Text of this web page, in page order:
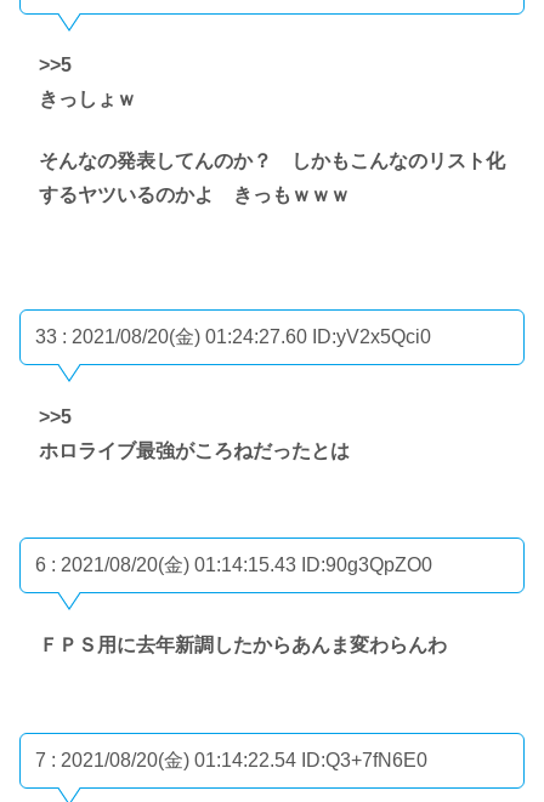
>>5
きっしょｗ
そんなの発表してんのか？ しかもこんなのリスト化
するヤツいるのかよ きっもｗｗｗ
33 : 2021/08/20(金) 01:24:27.60 ID:yV2x5Qci0
>>5
ホロライブ最強がころねだったとは
6 : 2021/08/20(金) 01:14:15.43 ID:90g3QpZO0
ＦＰＳ用に去年新調したからあんま変わらんわ
7 : 2021/08/20(金) 01:14:22.54 ID:Q3+7fN6E0